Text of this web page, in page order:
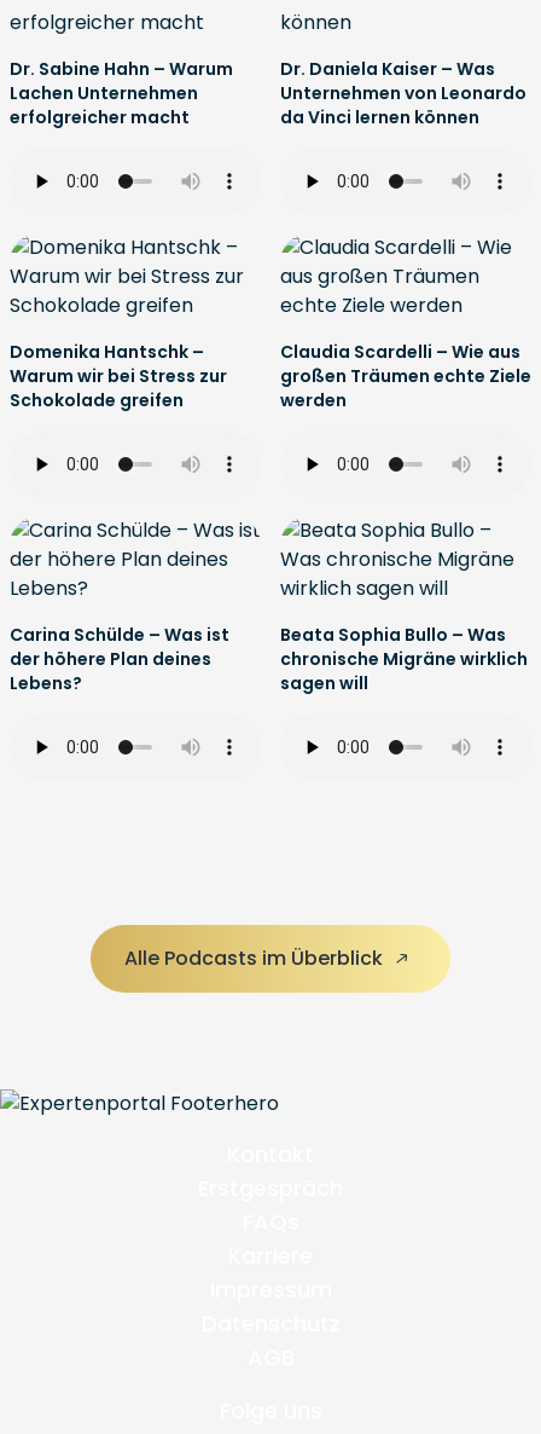
Dr. Sabine Hahn – Warum
Lachen Unternehmen
erfolgreicher macht
Dr. Daniela Kaiser – Was
Unternehmen von Leonardo
da Vinci lernen können
Domenika Hantschk –
Warum wir bei Stress zur
Schokolade greifen
Claudia Scardelli – Wie aus
großen Träumen echte Ziele
werden
Carina Schülde – Was ist
der höhere Plan deines
Lebens?
Beata Sophia Bullo – Was
chronische Migräne wirklich
sagen will
Alle Podcasts im Überblick